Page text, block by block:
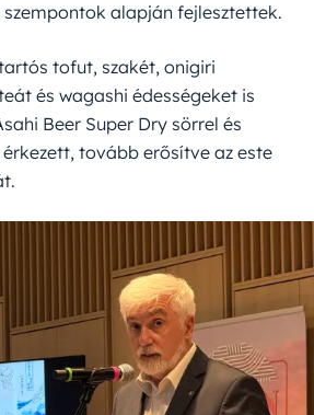
alapján fejlesztettek.
tofut, szakét, onigiri
és wagashi édességeket is
Beer Super Dry sörrel és
tovább erősítve az este